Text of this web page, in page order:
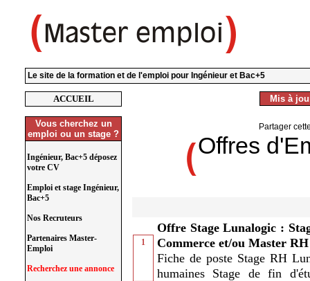
Le site de la formation et de l'emploi pour Ingénieur et Bac+5
ACCUEIL
Vous cherchez un
emploi ou un stage ?
Ingénieur, Bac+5 déposez
votre CV
Emploi et stage Ingénieur,
Bac+5
Nos Recruteurs
Partenaires Master-
Emploi
Recherchez une annonce
Mis à
Partager
Offres
1
Offre Stage Lunalogic :
Commerce et/ou Master RH
Fiche de poste Stage RH
humaines Stage de fin